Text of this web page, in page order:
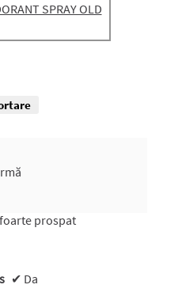
SPRAY OLD
prospat
✔ Da